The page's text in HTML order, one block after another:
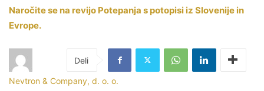
Naročite se na revijo Potepanja s potopisi iz Slovenije in
Evrope.
Nevtron & Company, d. o. o.